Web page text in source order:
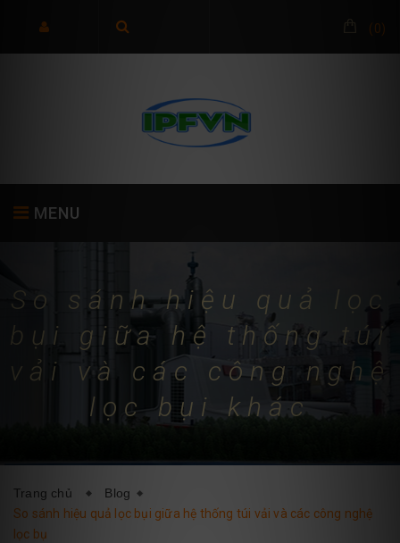
(0)
MENU
TRANG CHỦ GIỚI THIỆU SẢN PHẨM
BLOG LIÊN HỆ
So sánh hiệu quả lọc
bụi giữa hệ thống túi
vải và các công nghệ
lọc bụi khác
Trang chủ
Blog
So sánh hiệu quả lọc bụi giữa hệ thống túi vải và các công nghệ
lọc bụ